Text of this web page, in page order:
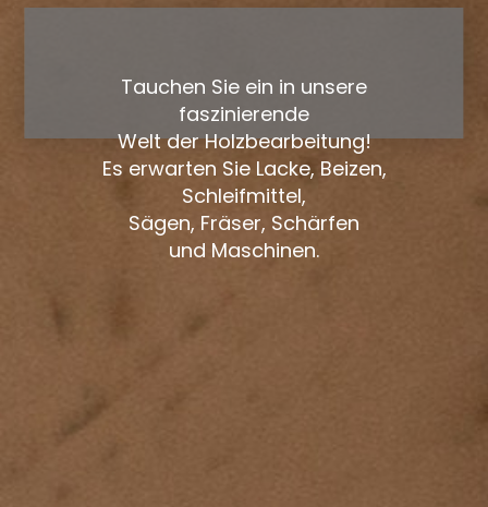
Tauchen Sie ein in unsere
faszinierende
Welt der Holzbearbeitung!
Es erwarten Sie Lacke, Beizen,
Schleifmittel,
Sägen, Fräser, Schärfen
und Maschinen.